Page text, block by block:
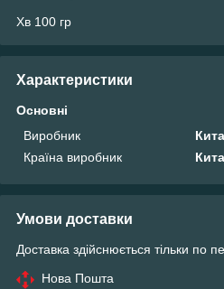
Хв 100 гр
Характеристики
Основні
Виробник
Країна виробник
Умови доставки
Доставка здійснюється тільки по
Нова Пошта